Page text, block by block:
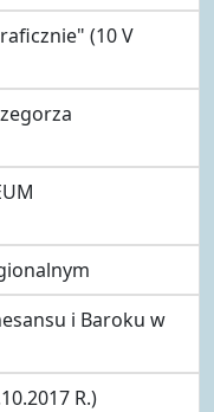
(10 V
i Baroku w
R.)